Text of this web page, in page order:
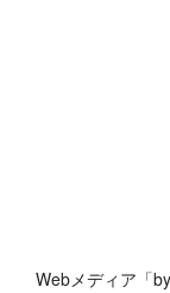
Webメディア「